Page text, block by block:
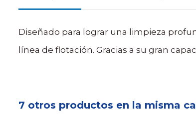
Diseñado para lograr una limpieza
línea de flotación. Gracias a su gran
7 otros productos en la misma